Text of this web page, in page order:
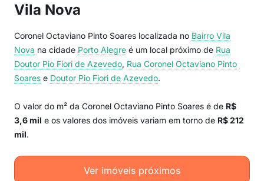
Vila Nova
Coronel Octaviano Pinto Soares localizada no Bairro Vila
Nova na cidade Porto Alegre é um local próximo de Rua
Doutor Pio Fiori de Azevedo, Rua Coronel Octaviano Pinto
Soares e Doutor Pio Fiori de Azevedo.
O valor do m² da Coronel Octaviano Pinto Soares é de R$
3,6 mil e os valores dos imóveis variam em torno de R$ 212
mil.
Ver imóveis próximos